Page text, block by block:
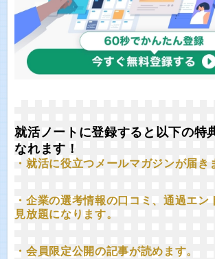
就活ノートに登録すると以下の特
なれます！
・就活に役立つメールマガジンが届き
・企業の選考情報の口コミ、通過エン
見放題になります。
・会員限定公開の記事が読めます。